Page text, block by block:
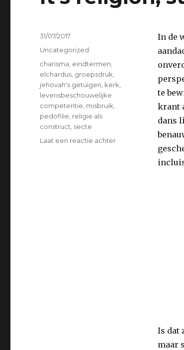
In de
te
krant
dans
Is dat
maar
Geplaatst
31/07/2017
Categorieën
Uncategorized
Tags
charisma eindtermen
elchardus groepsdruk
jehovah's getuigen kerk
levensbeschouwelijke
competentie misbruik
pedofilie religie als
construct secte
Laat een reactie achterop